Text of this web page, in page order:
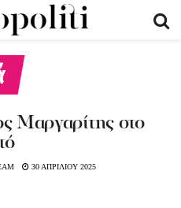
Μαργαρίτης στο
30 ΑΠΡΙΛΙΟΥ 2025